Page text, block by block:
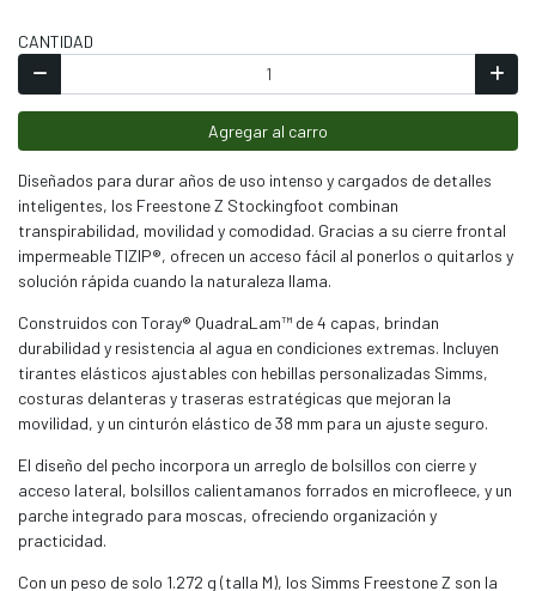
CANTIDAD
Agregar al carro
Diseñados para durar años de uso intenso y cargados de detalles
inteligentes, los Freestone Z Stockingfoot combinan
transpirabilidad, movilidad y comodidad. Gracias a su cierre frontal
impermeable TIZIP®, ofrecen un acceso fácil al ponerlos o quitarlos y
solución rápida cuando la naturaleza llama.
Construidos con Toray® QuadraLam™ de 4 capas, brindan
durabilidad y resistencia al agua en condiciones extremas. Incluyen
tirantes elásticos ajustables con hebillas personalizadas Simms,
costuras delanteras y traseras estratégicas que mejoran la
movilidad, y un cinturón elástico de 38 mm para un ajuste seguro.
El diseño del pecho incorpora un arreglo de bolsillos con cierre y
acceso lateral, bolsillos calientamanos forrados en microfleece, y un
parche integrado para moscas, ofreciendo organización y
practicidad.
Con un peso de solo 1.272 g (talla M), los Simms Freestone Z son la